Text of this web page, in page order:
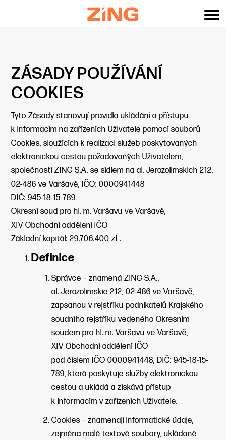
ZÁSADY POUŽÍVÁNÍ
COOKIES
Tyto Zásady stanovují pravidla ukládání a přístupu
k informacím na zařízeních Uživatele pomocí souborů
Cookies, sloužících k realizaci služeb poskytovaných
elektronickou cestou požadovaných Uživatelem,
společností ZING S.A. se sídlem na al. Jerozolimskich 212,
02-486 ve Varšavě, IČO: 0000941448
DIČ: 945-18-15-789
Okresní soud pro hl. m. Varšavu ve Varšavě,
XIV Obchodní oddělení IČO
Základní kapitál: 29.706.400 zł .
Definice
Správce – znamená ZING S.A.,
al. Jerozolimskie 212, 02-486 ve Varšavě,
zapsanou v rejstříku podnikatelů Krajského
soudního rejstříku vedeného Okresním
soudem pro hl. m. Varšavu ve Varšavě,
XIV Obchodní oddělení IČO
pod číslem IČO 0000941448, DIČ: 945-18-15-
789, která poskytuje služby elektronickou
cestou a ukládá a získává přístup
k informacím v zařízeních Uživatele.
Cookies – znamenají informatické údaje,
zejména malé textové soubory, ukládané